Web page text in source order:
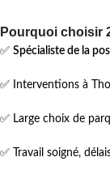
Pourquoi choisir
✅ Spécialiste de la
✅ Interventions à
✅ Large choix de
✅ Travail soigné,